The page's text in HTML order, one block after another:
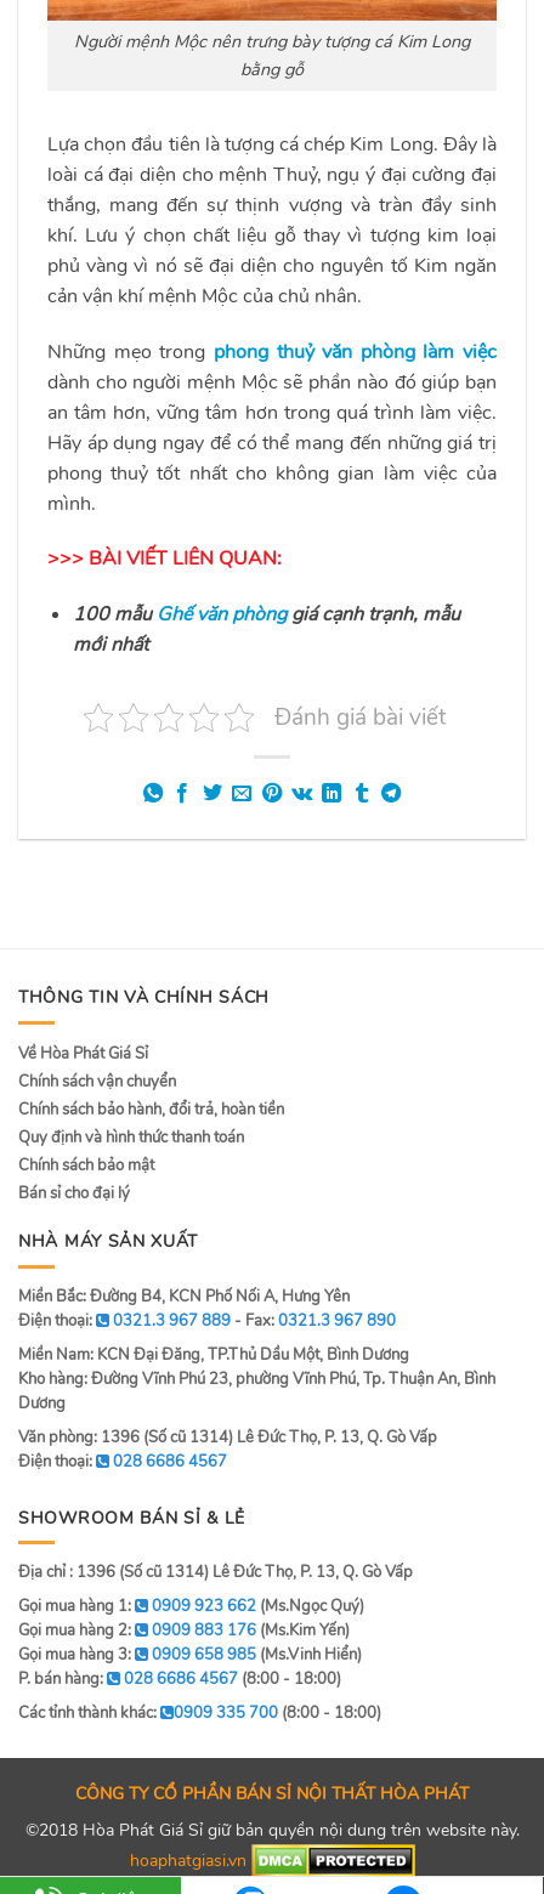
Người mệnh Mộc nên trưng bày tượng cá Kim Long
bằng gỗ
Lựa chọn đầu tiên là tượng cá chép Kim Long. Đây là
loài cá đại diện cho mệnh Thuỷ, ngụ ý đại cường đại
thắng, mang đến sự thịnh vượng và tràn đầy sinh
khí. Lưu ý chọn chất liệu gỗ thay vì tượng kim loại
phủ vàng vì nó sẽ đại diện cho nguyên tố Kim ngăn
cản vận khí mệnh Mộc của chủ nhân.
Những mẹo trong phong thuỷ văn phòng làm việc
dành cho người mệnh Mộc sẽ phần nào đó giúp bạn
an tâm hơn, vững tâm hơn trong quá trình làm việc.
Hãy áp dụng ngay để có thể mang đến những giá trị
phong thuỷ tốt nhất cho không gian làm việc của
mình.
>>> BÀI VIẾT LIÊN QUAN:
100 mẫuGhế văn phònggiá cạnh trạnh, mẫu
mới nhất
Đánh giá bài viết
THÔNG TIN VÀ CHÍNH SÁCH
Về Hòa Phát Giá Sỉ
Chính sách vận chuyển
Chính sách bảo hành, đổi trả, hoàn tiền
Quy định và hình thức thanh toán
Chính sách bảo mật
Bán sỉ cho đại lý
NHÀ MÁY SẢN XUẤT
Miền Bắc: Đường B4, KCN Phố Nối A, Hưng Yên
Điện thoại:
0321.3 967 889 - Fax:0321.3 967 890
Miền Nam: KCN Đại Đăng, TP.Thủ Dầu Một, Bình Dương
Kho hàng: Đường Vĩnh Phú 23, phường Vĩnh Phú, Tp. Thuận An, Bình
Dương
Văn phòng: 1396 (Số cũ 1314) Lê Đức Thọ, P. 13, Q. Gò Vấp
Điện thoại:
028 6686 4567
SHOWROOM BÁN SỈ & LẺ
Địa chỉ : 1396 (Số cũ 1314) Lê Đức Thọ, P. 13, Q. Gò Vấp
Gọi mua hàng 1:
0909 923 662 (Ms.Ngọc Quý)
Gọi mua hàng 2:
0909 883 176 (Ms.Kim Yến)
Gọi mua hàng 3:
0909 658 985 (Ms.Vinh Hiển)
P. bán hàng:
028 6686 4567 (8:00 - 18:00)
Các tỉnh thành khác:
0909 335 700 (8:00 - 18:00)
CÔNG TY CỔ PHẦN BÁN SỈ NỘI THẤT HÒA PHÁT
©2018 Hòa Phát Giá Sỉ giữ bản quyền nội dung trên website này.
hoaphatgiasi.vn